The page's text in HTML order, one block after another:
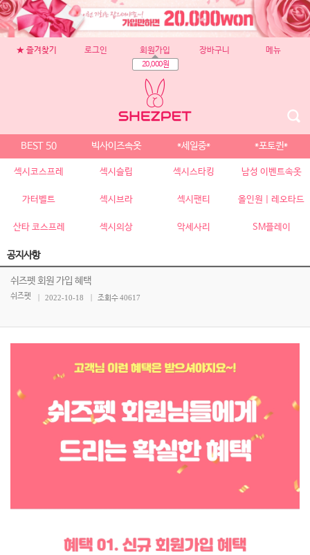
★ 즐겨찾기 로그인 회원가입
20,000원
장바구니 메뉴
BEST 50 빅사이즈속옷 *세일중* *포토퀸*
섹시코스프레 섹시슬립 섹시스타킹 남성 이벤트속옷
가터벨트 섹시브라 섹시팬티 올인원 | 레오타드
산타 코스프레 섹시의상 악세사리 SM플레이
공지사항
쉬즈펫 회원 가입 혜택
쉬즈펫 2022-10-18 조회수40617